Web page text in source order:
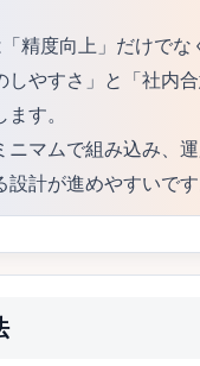
精度向上」だけでな
しやすさ」と「社内合
す。
ニマムで組み込み、
設計が進めやすいです